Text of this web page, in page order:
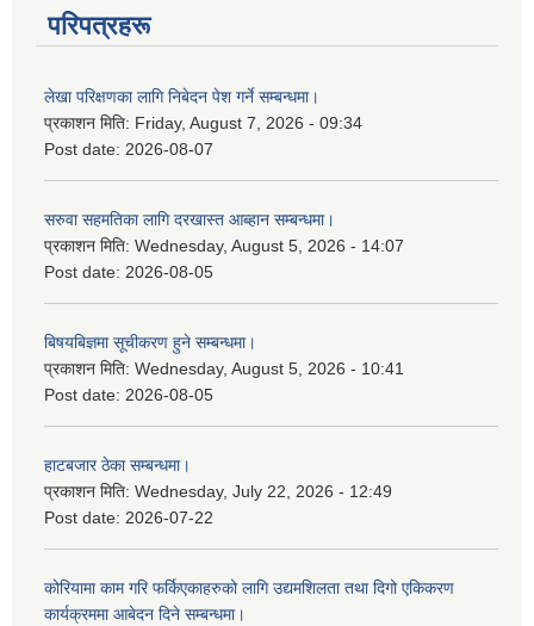
परिपत्रहरू
लेखा परिक्षणका लागि निबेदन पेश गर्ने सम्बन्धमा।
प्रकाशन मिति: Friday, August 7, 2026 - 09:34
Post date: 2026-08-07
सरुवा सहमतिका लागि दरखास्त आब्हान सम्बन्धमा।
प्रकाशन मिति: Wednesday, August 5, 2026 - 14:07
Post date: 2026-08-05
बिषयबिज्ञमा सूचीकरण हुने सम्बन्धमा।
प्रकाशन मिति: Wednesday, August 5, 2026 - 10:41
Post date: 2026-08-05
हाटबजार ठेका सम्बन्धमा।
प्रकाशन मिति: Wednesday, July 22, 2026 - 12:49
Post date: 2026-07-22
कोरियामा काम गरि फर्किएकाहरुको लागि उद्यमशिलता तथा दिगो एकिकरण
कार्यक्रममा आबेदन दिने सम्बन्धमा।